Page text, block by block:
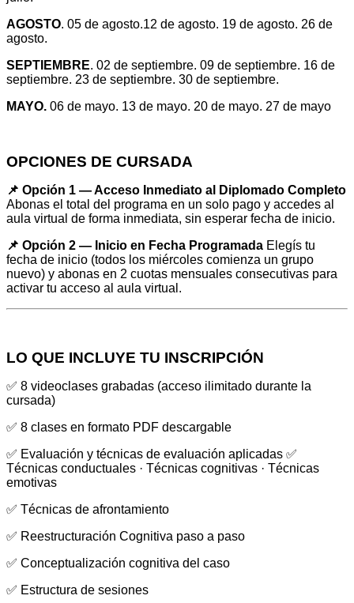
AGOSTO. 05 de agosto.12 de agosto. 19 de agosto. 26 de
agosto.
SEPTIEMBRE. 02 de septiembre. 09 de septiembre. 16 de
septiembre. 23 de septiembre. 30 de septiembre.
MAYO. 06 de mayo. 13 de mayo. 20 de mayo. 27 de mayo
OPCIONES DE CURSADA
📌 Opción 1 — Acceso Inmediato al Diplomado Completo
Abonas el total del programa en un solo pago y accedes al
aula virtual de forma inmediata, sin esperar fecha de inicio.
📌 Opción 2 — Inicio en Fecha Programada Elegís tu
fecha de inicio (todos los miércoles comienza un grupo
nuevo) y abonas en 2 cuotas mensuales consecutivas para
activar tu acceso al aula virtual.
LO QUE INCLUYE TU INSCRIPCIÓN
✅ 8 videoclases grabadas (acceso ilimitado durante la
cursada)
✅ 8 clases en formato PDF descargable
✅ Evaluación y técnicas de evaluación aplicadas ✅
Técnicas conductuales · Técnicas cognitivas · Técnicas
emotivas
✅ Técnicas de afrontamiento
✅ Reestructuración Cognitiva paso a paso
✅ Conceptualización cognitiva del caso
✅ Estructura de sesiones